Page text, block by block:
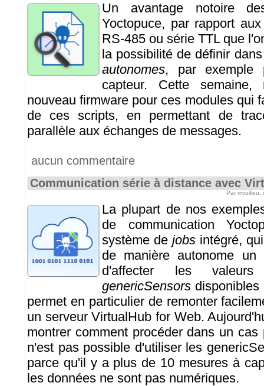
Un avantage notoire
Yoctopuce, par rapport
RS-485 ou série TTL que
la possibilité de définir
autonomes, par exemple
capteur. Cette
nouveau firmware pour ces modules qui
de ces scripts, en permettant de
parallèle aux échanges de messages.
aucun commentaire
Communication série à distance avec
Par mvuilleu,
La plupart de nos
de communication
système de jobs intégré,
de manière autonome un
d'affecter les
genericSensors
permet en particulier de remonter
un serveur VirtualHub for Web.
montrer comment procéder dans un
n'est pas possible d'utiliser les
parce qu'il y a plus de 10 mesures à
les données ne sont pas numériques.